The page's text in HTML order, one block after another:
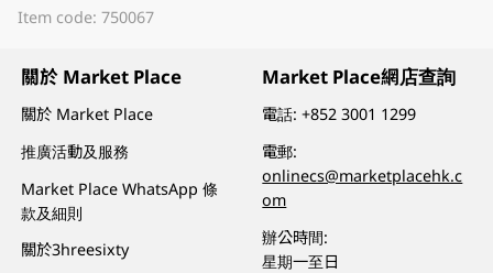
Item code: 750067
關於 Market Place
關於 Market Place
推廣活動及服務
Market Place WhatsApp 條
款及細則
關於3hreesixty
Market Place網店查詢
電話:+852 3001 1299
電郵:
onlinecs@marketplacehk.c
om
辦公時間:
星期一至日